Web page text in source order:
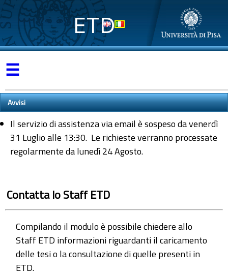
ETD
☰
Avvisi
Il servizio di assistenza via email è sospeso da venerdì
31 Luglio alle 13:30. Le richieste verranno processate
regolarmente da lunedì 24 Agosto.
Contatta lo Staff ETD
Compilando il modulo è possibile chiedere allo
Staff ETD informazioni riguardanti il caricamento
delle tesi o la consultazione di quelle presenti in
ETD.